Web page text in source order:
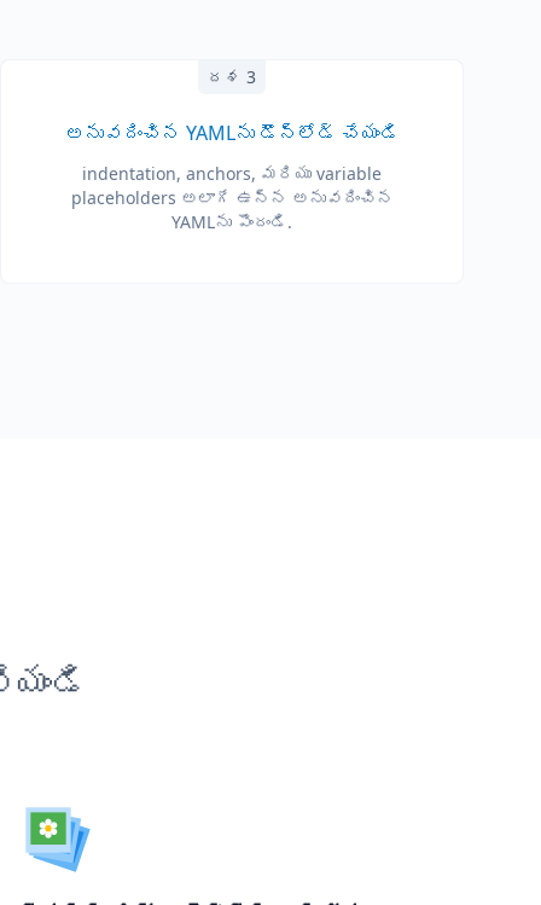
దశ 3
అనువదించిన YAML‌ను డౌన్‌లోడ్ చేయండి
indentation, anchors, మరియు variable
placeholders అలాగే ఉన్న అనువదించిన
YAML‌ను పొందండి.